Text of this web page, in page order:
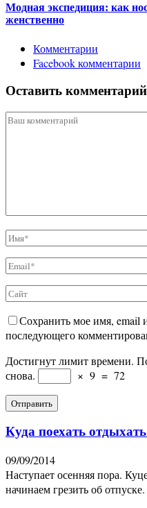
Модная экспедиция: как
женственно
Комментарии
Facebook комментарии
Оставить комментарий
Сохранить мое имя, email
последующего
Достигнут лимит времени.
снова.
× 9 = 72
Куда поехать
09/09/2014
Наступает осенняя пора.
начинаем грезить об